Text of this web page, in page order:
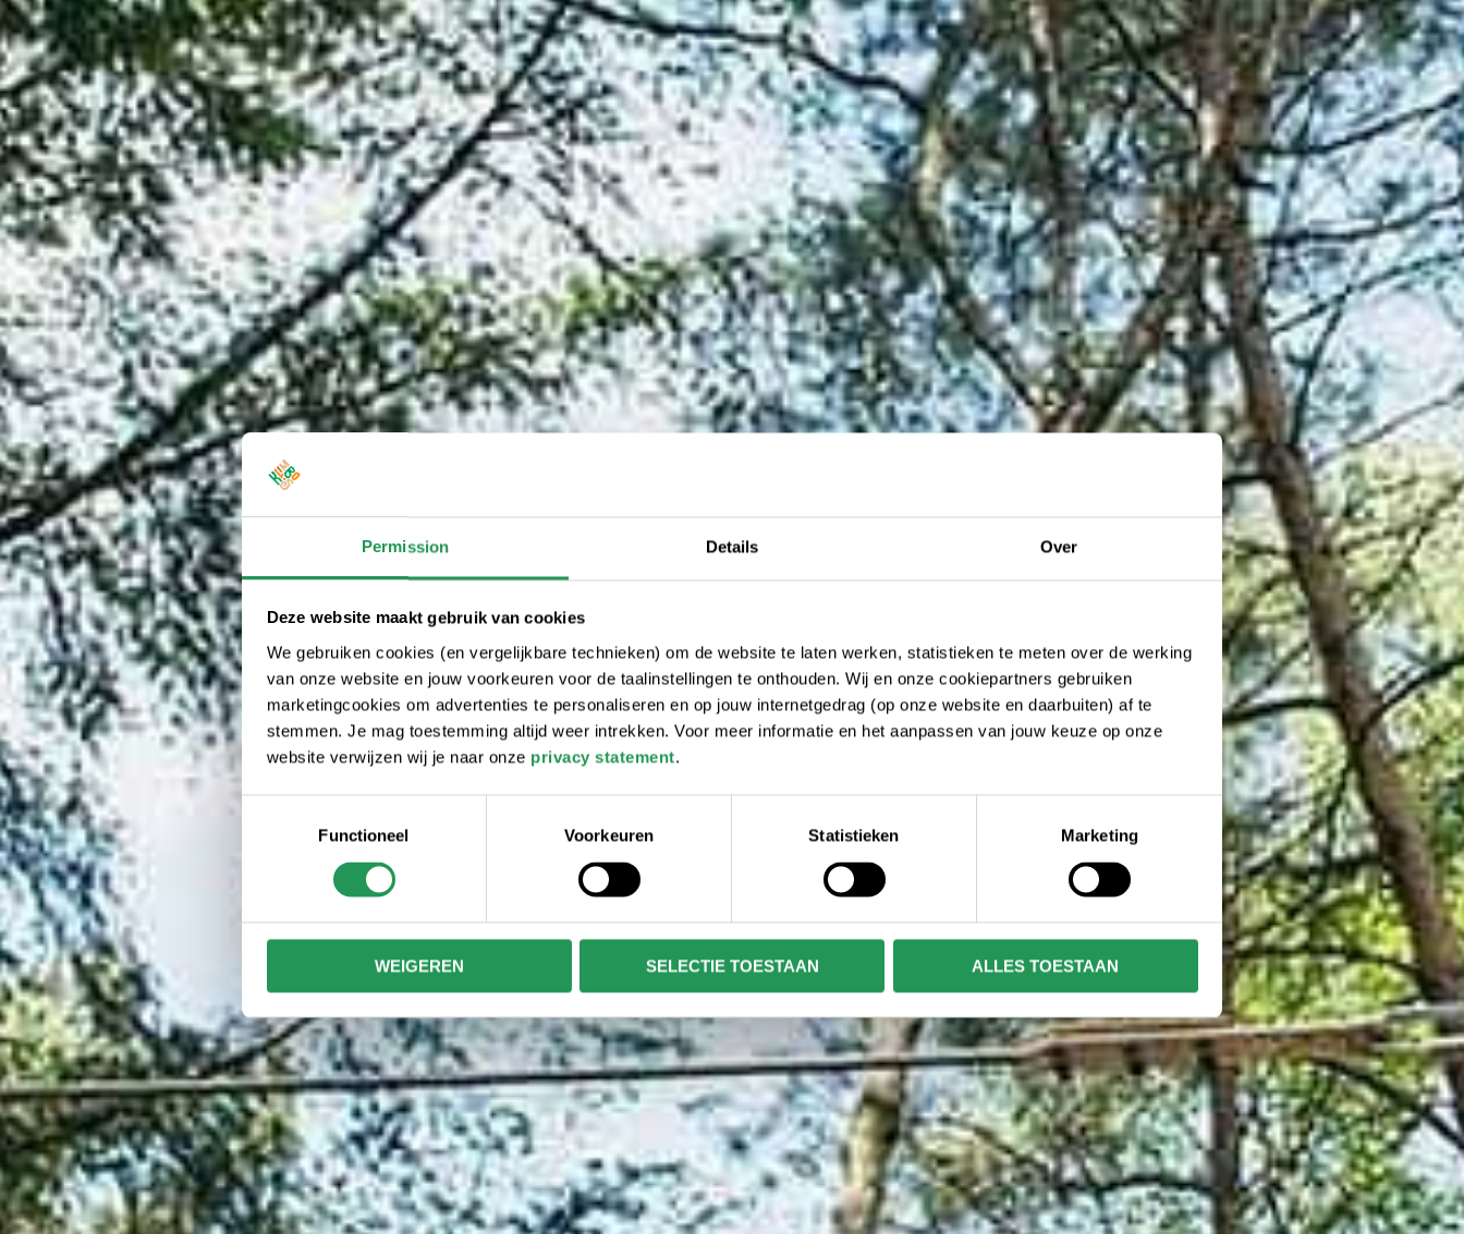
Permission Details Over
Deze website maakt gebruik van cookies
We gebruiken cookies (en vergelijkbare technieken) om de website te laten werken, statistieken te meten over de werking
van onze website en jouw voorkeuren voor de taalinstellingen te onthouden. Wij en onze cookiepartners gebruiken
marketingcookies om advertenties te personaliseren en op jouw internetgedrag (op onze website en daarbuiten) af te
stemmen. Je mag toestemming altijd weer intrekken. Voor meer informatie en het aanpassen van jouw keuze op onze
website verwijzen wij je naar onze privacy statement.
Functioneel
Voorkeuren Statistieken Marketing
WEIGEREN SELECTIE TOESTAAN ALLES TOESTAAN